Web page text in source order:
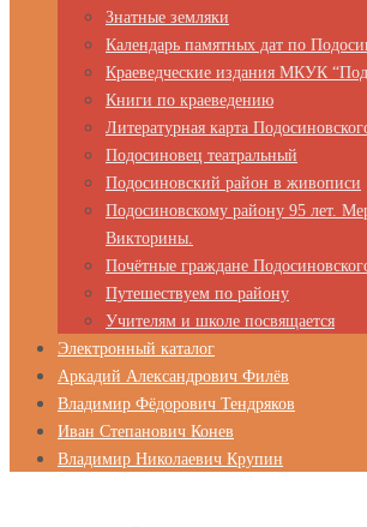
Знатные земляки
Календарь памятных дат по
Краеведческие издания МКУК
Книги по краеведению
Литературная карта
Подосиновец театральный
Подосиновский район в живописи
Подосиновскому району 95 лет.
Викторины.
Почётные граждане
Путешествуем по району
Учителям и школе посвящается
Электронный каталог
Аркадий Александрович Филёв
Владимир Фёдорович Тендряков
Иван Степанович Конев
Владимир Николаевич Крупин